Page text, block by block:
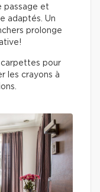
passage et
adaptés. Un
prolonge
pour
les crayons à